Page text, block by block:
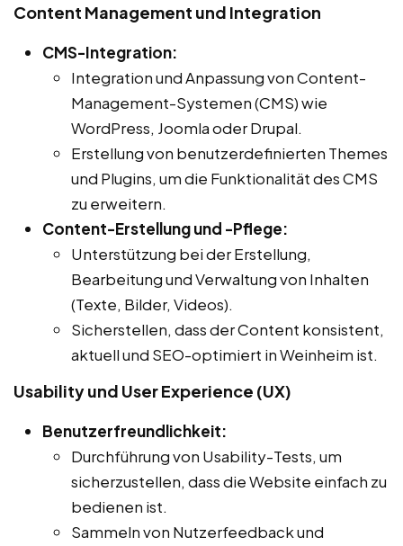
Content Management und Integration
CMS-Integration:
Integration und Anpassung von Content-
Management-Systemen (CMS) wie
WordPress, Joomla oder Drupal.
Erstellung von benutzerdefinierten Themes
und Plugins, um die Funktionalität des CMS
zu erweitern.
Content-Erstellung und -Pflege:
Unterstützung bei der Erstellung,
Bearbeitung und Verwaltung von Inhalten
(Texte, Bilder, Videos).
Sicherstellen, dass der Content konsistent,
aktuell und SEO-optimiert in Weinheim ist.
Usability und User Experience (UX)
Benutzerfreundlichkeit:
Durchführung von Usability-Tests, um
sicherzustellen, dass die Website einfach zu
bedienen ist.
Sammeln von Nutzerfeedback und